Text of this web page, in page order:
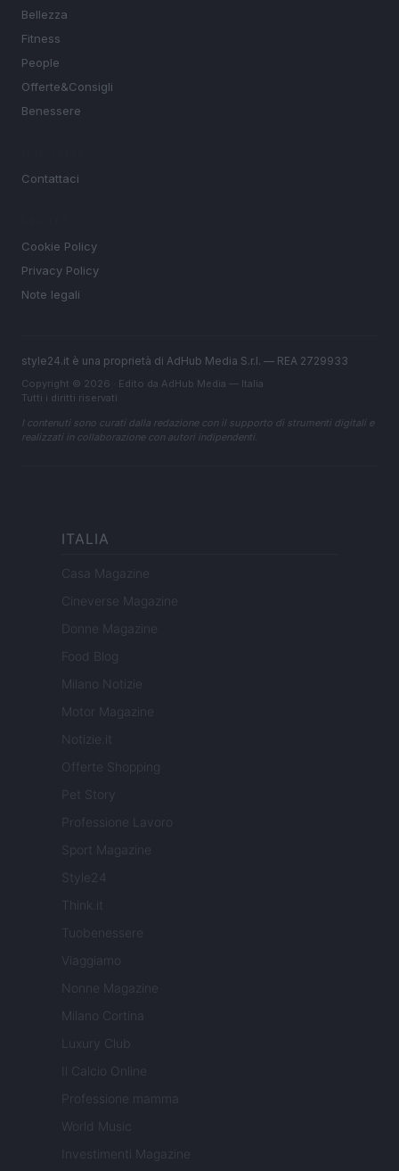
Bellezza
Fitness
People
Offerte&Consigli
Benessere
Contattaci
Cookie Policy
Privacy Policy
Note legali
style24.it è una proprietà di AdHub Media S.r.l. — REA 2729933
Copyright © 2026 · Edito da AdHub Media — Italia
Tutti i diritti riservati
I contenuti sono curati dalla redazione con il supporto di strumenti digitali e
realizzati in collaborazione con autori indipendenti.
ITALIA
Casa Magazine
Cineverse Magazine
Donne Magazine
Food Blog
Milano Notizie
Motor Magazine
Notizie.it
Offerte Shopping
Pet Story
Professione Lavoro
Sport Magazine
Style24
Think.it
Tuobenessere
Viaggiamo
Nonne Magazine
Milano Cortina
Luxury Club
Il Calcio Online
Professione mamma
World Music
Investimenti Magazine